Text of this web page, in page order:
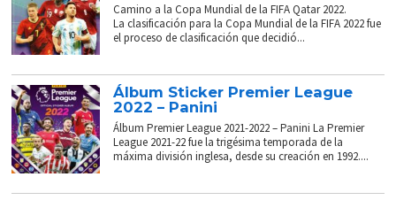
Camino a la Copa Mundial de la FIFA Qatar 2022.
La clasificación para la Copa Mundial de la FIFA 2022 fue
el proceso de clasificación que decidió...
Álbum Sticker Premier League
2022 – Panini
Álbum Premier League 2021-2022 – Panini La Premier
League 2021-22 fue la trigésima temporada de la
máxima división inglesa, desde su creación en 1992....